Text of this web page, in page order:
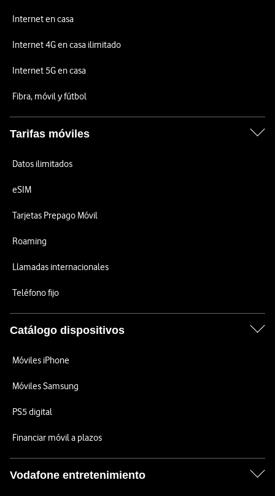
Internet en casa
Internet 4G en casa ilimitado
Internet 5G en casa
Fibra, móvil y fútbol
Tarifas móviles
Datos ilimitados
eSIM
Tarjetas Prepago Móvil
Roaming
Llamadas internacionales
Teléfono fijo
Catálogo dispositivos
Móviles iPhone
Móviles Samsung
PS5 digital
Financiar móvil a plazos
Vodafone entretenimiento